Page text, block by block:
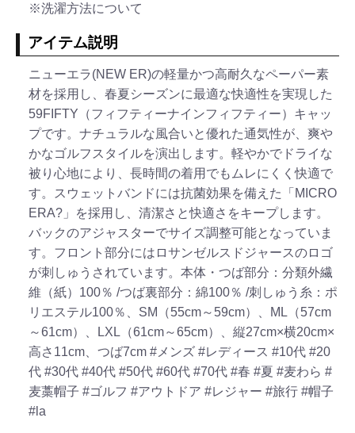
※洗濯方法について
アイテム説明
ニューエラ(NEW ER)の軽量かつ高耐久なペーパー素
材を採用し、春夏シーズンに最適な快適性を実現した
59FIFTY（フィフティーナインフィフティー）キャッ
プです。ナチュラルな風合いと優れた通気性が、爽や
かなゴルフスタイルを演出します。軽やかでドライな
被り心地により、長時間の着用でもムレにくく快適で
す。スウェットバンドには抗菌効果を備えた「MICRO
ERA?」を採用し、清潔さと快適さをキープします。
バックのアジャスターでサイズ調整可能となっていま
す。フロント部分にはロサンゼルスドジャースのロゴ
が刺しゅうされています。本体・つば部分：分類外繊
維（紙）100％ /つば裏部分：綿100％ /刺しゅう糸：ポ
リエステル100％、SM（55cm～59cm）、ML（57cm
～61cm）、LXL（61cm～65cm）、縦27cm×横20cm×
高さ11cm、つば7cm #メンズ #レディース #10代 #20
代 #30代 #40代 #50代 #60代 #70代 #春 #夏 #麦わら #
麦藁帽子 #ゴルフ #アウトドア #レジャー #旅行 #帽子
#la